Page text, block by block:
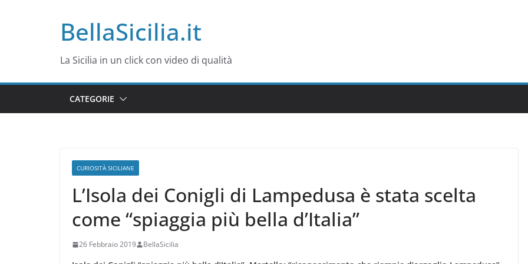
BellaSicilia.it
La Sicilia in un click con video di qualità
CATEGORIE
CURIOSITÀ SICILIANE
L’Isola dei Conigli di Lampedusa è stata scelta
come “spiaggia più bella d’Italia”
26 Febbraio 2019 BellaSicilia